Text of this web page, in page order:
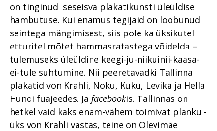
on tinginud iseseisva plakatikunsti üleüldise
hambutuse. Kui enamus tegijaid on loobunud
seintega mängimisest, siis pole ka üksikutel
etturitel mõtet hammasratastega võidelda –
tulemuseks üleüldine keegi-ju-niikuinii-kaasa-
ei-tule suhtumine. Nii peeretavadki Tallinna
plakatid von Krahli, Noku, Kuku, Levika ja Hella
Hundi fuajeedes. Ja facebookis. Tallinnas on
hetkel vaid kaks enam-vähem toimivat planku -
üks von Krahli vastas, teine on Olevimäe